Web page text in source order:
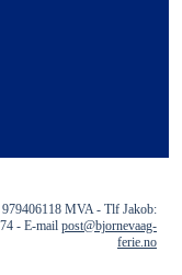
MVA - Tlf Jakob:
- E-mail post@bjornevaag-
ferie.no